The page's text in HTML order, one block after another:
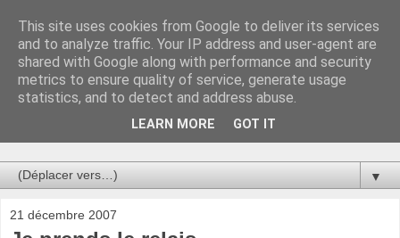
Au bistro !
La connerie étant le seul chemin susceptible de nous faire
entrevoir une parcelle de vérité, utilisons la par des moyens
de communication efficaces. Le temps qu'on remplisse nos
▼
21 décembre 2007
This site uses cookies from Google to deliver its services
and to analyze traffic. Your IP address and user-agent are
shared with Google along with performance and security
metrics to ensure quality of service, generate usage
statistics, and to detect and address abuse.
LEARN MORE GOT IT